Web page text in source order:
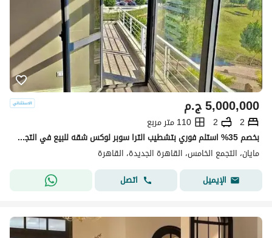
ج.م5,000,000
2
2
110 متر مربع
بخصم 35% استلم فوري بتشطيب الترا سوبر لوكس شقه للبيع في التجمع الخامس كمبوند مايان Mayan new cairo امام الرحاب بجوار كريك تاون والمطار دقائق من AUC
مايان، التجمع الخامس، القاهرة الجديدة، القاهرة
الإيميل
اتصل